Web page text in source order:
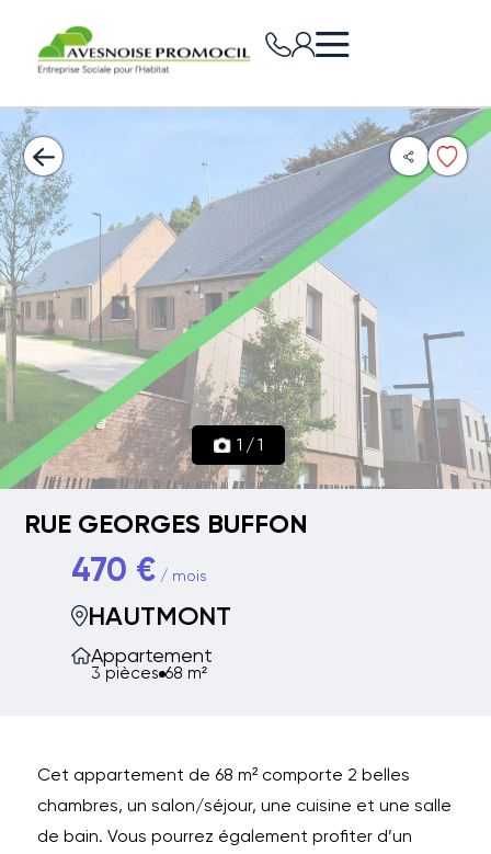
1 /1
RUE GEORGES BUFFON
470 €/ mois
HAUTMONT
Appartement
3 pièces 68 m²
Cet appartement de 68 m² comporte 2 belles
chambres, un salon/séjour, une cuisine et une salle
de bain. Vous pourrez également profiter d’un